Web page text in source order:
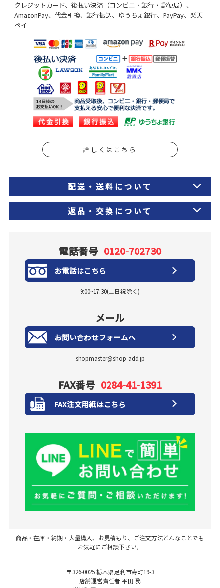
クレジットカード、後払い決済（コンビニ・銀行・郵便局）、
AmazonPay、代金引換、銀行振込、ゆうちょ銀行、PayPay、楽天
ペイ
詳しくはこちら
配送・送料について
返品・交換について
電話番号 0120-702730
お電話はこちら
9:00~17:30(土日祝除く)
メール
お問い合わせフォームへ
shopmaster@shop-add.jp
FAX番号 0284-41-1391
FAX注文用紙はこちら
商品・在庫・納期・大量購入、お見積もり、ご注文方法どんなことでも
お気軽にご相談下さい。
〒326-0025 栃木県足利市寿町19-3
店舗運営責任者 平田 務